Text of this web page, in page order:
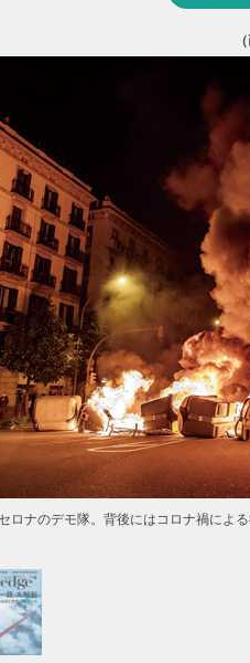
ロナのデモ隊。背後にはコロナ禍によ